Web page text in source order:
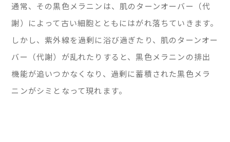
通常、その黒色メラニンは、肌のターンオーバー（代
謝）によって古い細胞とともにはがれ落ちていきます。
しかし、紫外線を過剰に浴び過ぎたり、肌のターンオー
バー（代謝）が乱れたりすると、黒色メラニンの排出
機能が追いつかなくなり、過剰に蓄積された黒色メラ
ニンがシミとなって現れます。